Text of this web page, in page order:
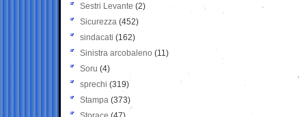
Sestri Levante (2)
Sicurezza (452)
sindacati (162)
Sinistra arcobaleno (11)
Soru (4)
sprechi (319)
Stampa (373)